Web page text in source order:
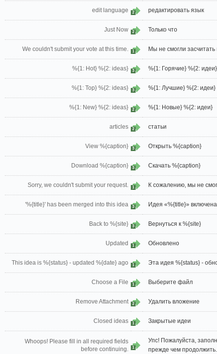
edit language 2 редактировать язык
Just Now 2 Только что
We couldn't submit your vote at this time. 1 Мы не смогли засчитать
%{1: Hot} %{2: ideas} 3 %{1: Горячие} %{2: идеи}
%{1: Top} %{2: ideas} 3 %{1: Лучшие} %{2: идеи}
%{1: New} %{2: ideas} 2 %{1: Новые} %{2: идеи}
articles 2 статьи
View %{caption} 3 Открыть %{caption}
Download %{caption} 3 Скачать %{caption}
Sorry, we couldn't submit your request. 1 К сожалению, мы не
'%{title}' has been merged into this idea 3 Идея «%{title}»
Back to %{site} 3 Вернуться к %{site}
Updated 1 Обновлено
This idea is %{status} - updated %{date} ago 1 Эта идея %{status} -
Choose a File 1 Выберите файл
Remove Attachment 2 Удалить вложение
Closed ideas 1 Закрытые идеи
Whoops! Please fill in all required fields
before continuing.
1
Упс! Пожалуйста,
прежде чем продолжить.